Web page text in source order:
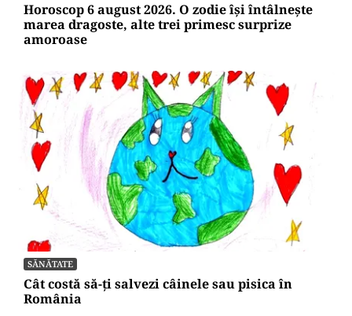
Horoscop 6 august 2026. O zodie își întâlnește
marea dragoste, alte trei primesc surprize
amoroase
SĂNĂTATE
Cât costă să-ți salvezi câinele sau pisica în
România